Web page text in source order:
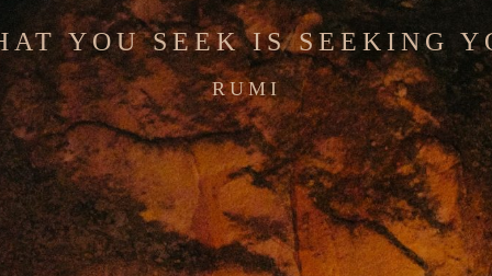
YOU SEEK IS SEEKING
RUMI